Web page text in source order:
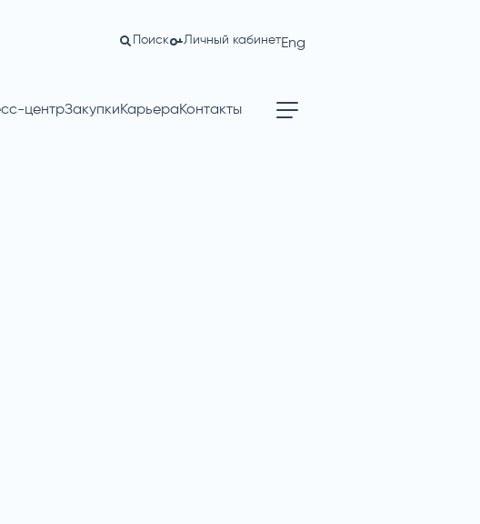
Поиск Личный кабинетEng
центрЗакупкиКарьераКонтакты